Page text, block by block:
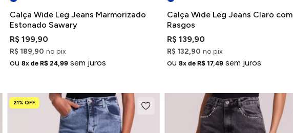
Calça Wide Leg Jeans Marmorizado
Estonado Sawary
R$ 199,90
R$ 189,90 no pix
ou8x de R$ 24,99 sem juros
Calça Wide Leg Jeans Claro com
Rasgos
R$ 139,90
R$ 132,90 no pix
ou8x de R$ 17,49 sem juros
21% OFF